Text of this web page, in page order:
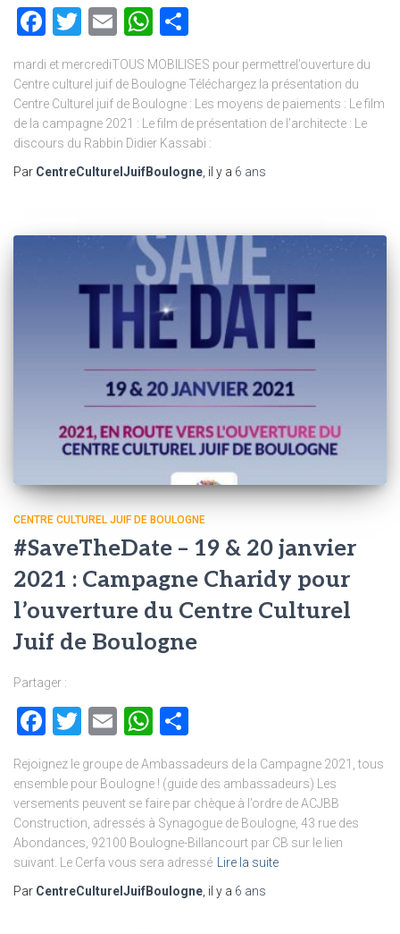
Facebook
Twitter
EmailWhatsApp
mardi et mercrediTOUS MOBILISES pour permettrel’ouverture du
Centre culturel juif de Boulogne Téléchargez la présentation du
Centre Culturel juif de Boulogne : Les moyens de paiements : Le film
de la campagne 2021 : Le film de présentation de l’architecte : Le
discours du Rabbin Didier Kassabi :
Par CentreCulturelJuifBoulogne , il y a 6 ans
CENTRE CULTUREL JUIF DE BOULOGNE
#SaveTheDate – 19 & 20 janvier
2021 : Campagne Charidy pour
l’ouverture du Centre Culturel
Juif de Boulogne
Partager :
Facebook
Twitter
EmailWhatsApp
Rejoignez le groupe de Ambassadeurs de la Campagne 2021, tous
ensemble pour Boulogne ! (guide des ambassadeurs) Les
versements peuvent se faire par chèque à l’ordre de ACJBB
Construction, adressés à Synagogue de Boulogne, 43 rue des
Abondances, 92100 Boulogne-Billancourt par CB sur le lien
suivant. Le Cerfa vous sera adressé Lire la suite
Par CentreCulturelJuifBoulogne , il y a 6 ans